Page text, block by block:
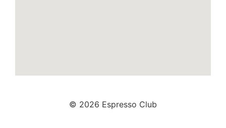
© 2026 Espresso Club